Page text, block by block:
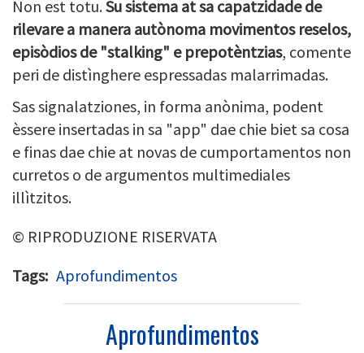
Non est totu.Su sistema at sa capatzidade de
rilevare a manera autònoma movimentos reselos,
episòdios de "stalking" e prepotèntzias, comente
peri de distìnghere espressadas malarrimadas.
Sas signalatziones, in forma anònima, podent
èssere insertadas in sa "app" dae chie biet sa cosa
e finas dae chie at novas de cumportamentos non
curretos o de argumentos multimediales
illìtzitos.
© RIPRODUZIONE RISERVATA
Tags Aprofundimentos
Aprofundimentos